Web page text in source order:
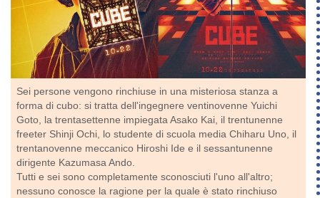
Sei persone vengono rinchiuse in una misteriosa stanza a
forma di cubo: si tratta dell'ingegnere ventinovenne Yuichi
Goto, la trentasettenne impiegata Asako Kai, il trentunenne
freeter Shinji Ochi, lo studente di scuola media Chiharu Uno, il
trentanovenne meccanico Hiroshi Ide e il sessantunenne
dirigente Kazumasa Ando.
Tutti e sei sono completamente sconosciuti l'uno all'altro;
nessuno conosce la ragione per la quale è stato rinchiuso